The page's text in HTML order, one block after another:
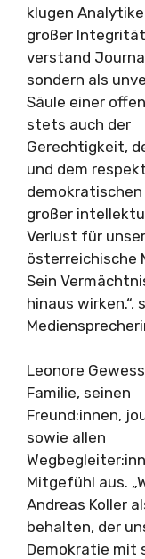
klugen
großer
verstand
sondern als
Säule einer
stets auch der
Gerechtigkeit,
und dem
demokratischen
großer
Verlust für
österreichische
Sein
hinaus wirken.“,
Leonore
Familie, seinen
Freund:innen,
sowie allen
Mitgefühl aus.
Andreas Koller
behalten, der
Demokratie mit